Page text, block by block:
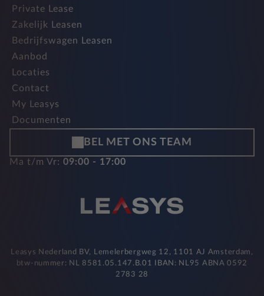
Private Lease
Zakelijk Leasen
Bedrijfswagen Leasen
Aanbod
Locaties
Contact
My Leasys
Documenten
BEL MET ONS TEAM
Ma t/m Vr: 09:00 - 17:00
Leasys Nederland BV, Lemelerbergweg 12, 1101 AJ Amsterdam,
btw-nummer: NL 8581.05.147.B.01 IBAN: NL95 ABNA 0592
2783 28